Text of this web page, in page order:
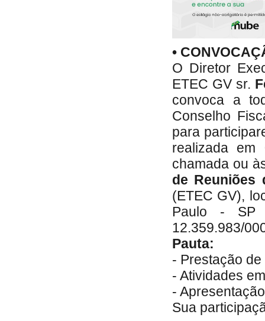
•
O Diretor
ETEC GV sr.
convoca a
Conselho
para
realizada em
chamada ou
de Reuniões
(ETEC GV),
Paulo - SP
12.359.983/
Pauta:
- Prestação
- Atividades
-
Sua